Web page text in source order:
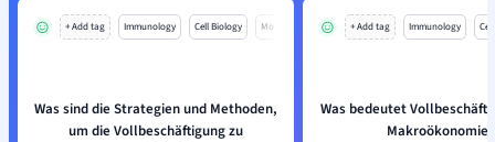
+ Add tag Immunology Cell Biology Mo
Was sind die Strategien und Methoden,
um die Vollbeschäftigung zu
+ Add tag Immunology
Was bedeutet
Makroökonomie?